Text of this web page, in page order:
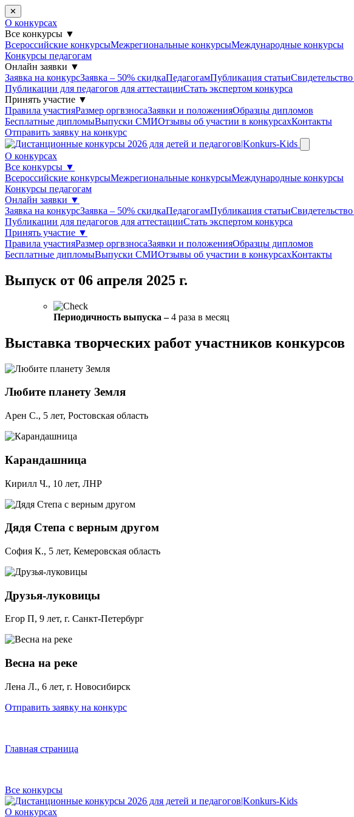
✕
О конкурсах
Все конкурсы ▼
Всероссийские конкурсыМежрегиональные конкурсыМеждународные конкурсы
Конкурсы педагогам
Онлайн заявки ▼
Заявка на конкурсЗаявка – 50% скидкаПедагогамПубликация статьи
Публикации для педагогов для аттестацииСтать экспертом конкурса
Принять участие ▼
Правила участияРазмер оргвзносаЗаявки и положенияОбразцы дипломов
Бесплатные дипломыВыпуски СМИОтзывы об участии в конкурсахКонтакты
Отправить заявку на конкурс
О конкурсах
Все конкурсы ▼
Всероссийские конкурсыМежрегиональные конкурсыМеждународные конкурсы
Конкурсы педагогам
Онлайн заявки ▼
Заявка на конкурсЗаявка – 50% скидкаПедагогамПубликация статьи
Публикации для педагогов для аттестацииСтать экспертом конкурса
Принять участие ▼
Правила участияРазмер оргвзносаЗаявки и положенияОбразцы дипломов
Бесплатные дипломыВыпуски СМИОтзывы об участии в конкурсахКонтакты
Выпуск от 06 апреля 2025 г.
Периодичность выпуска –4 раза в месяц
Выставка творческих работ участников конкурсов
Любите планету Земля
Арен С., 5 лет, Ростовская область
Карандашница
Кирилл Ч., 10 лет, ЛНР
Дядя Степа с верным другом
София К., 5 лет, Кемеровская область
Друзья-луковицы
Егор П, 9 лет, г. Санкт-Петербург
Весна на реке
Лена Л., 6 лет, г. Новосибирск
Отправить заявку на конкурс
Главная страница
Все конкурсы
О конкурсах